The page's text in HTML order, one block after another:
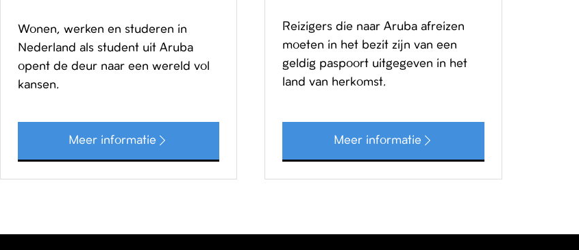
Wonen, werken en studeren in
Nederland als student uit Aruba
opent de deur naar een wereld vol
kansen.
Meer informatie
Reizigers die naar Aruba afreizen
moeten in het bezit zijn van een
geldig paspoort uitgegeven in het
land van herkomst.
Meer informatie